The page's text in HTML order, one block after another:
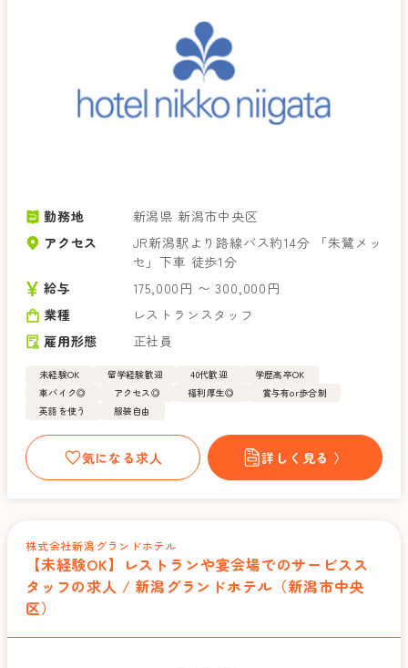
勤務地
新潟県 新潟市中央区
アクセス
JR新潟駅より路線バス約14分 「朱鷺メッ
セ」下車 徒歩1分
給与
175,000円 〜 300,000円
業種
レストランスタッフ
雇用形態
正社員
未経験OK 留学経験歓迎 40代歓迎
学歴高卒OK
車バイク◎
アクセス◎ 福利厚生◎
賞与有or歩合制
英語を使う
服装自由
気になる求人 詳しく見る 〉
株式会社新潟グランドホテル
【未経験OK】レストランや宴会場でのサービスス
タッフの求人 / 新潟グランドホテル（新潟市中央
区）